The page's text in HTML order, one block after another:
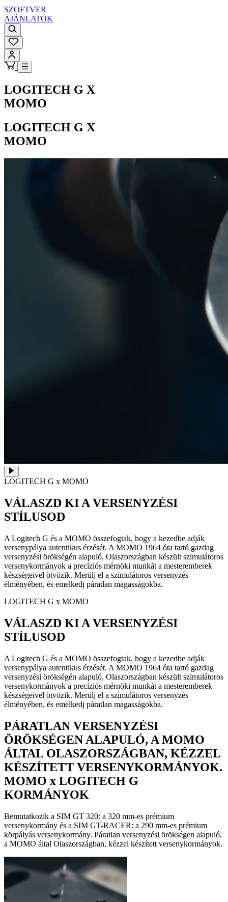
SZOFTVER
AJÁNLATOK
LOGITECH G X
MOMO
LOGITECH G X
MOMO
LOGITECH G x MOMO
VÁLASZD KI A VERSENYZÉSI
STÍLUSOD
A Logitech G és a MOMO összefogtak, hogy a kezedbe adják
versenypálya autentikus érzését. A MOMO 1964 óta tartó gazdag
versenyzési örökségén alapuló, Olaszországban készült szimulátoros
versenykormányok a precíziós mérnöki munkát a mesteremberek
készségeivel ötvözik. Merülj el a szimulátoros versenyzés
élményében, és emelkedj páratlan magasságokba.
LOGITECH G x MOMO
VÁLASZD KI A VERSENYZÉSI
STÍLUSOD
A Logitech G és a MOMO összefogtak, hogy a kezedbe adják
versenypálya autentikus érzését. A MOMO 1964 óta tartó gazdag
versenyzési örökségén alapuló, Olaszországban készült szimulátoros
versenykormányok a precíziós mérnöki munkát a mesteremberek
készségeivel ötvözik. Merülj el a szimulátoros versenyzés
élményében, és emelkedj páratlan magasságokba.
PÁRATLAN VERSENYZÉSI
ÖRÖKSÉGEN ALAPULÓ, A MOMO
ÁLTAL OLASZORSZÁGBAN, KÉZZEL
KÉSZÍTETT VERSENYKORMÁNYOK.
MOMO x LOGITECH G
KORMÁNYOK
Bemutatkozik a SIM GT 320: a 320 mm-es prémium
versenykormány és a SIM GT-RACER: a 290 mm-es prémium
körpályás versenykormány. Páratlan versenyzési örökségen alapuló,
a MOMO által Olaszországban, kézzel készített versenykormányok.